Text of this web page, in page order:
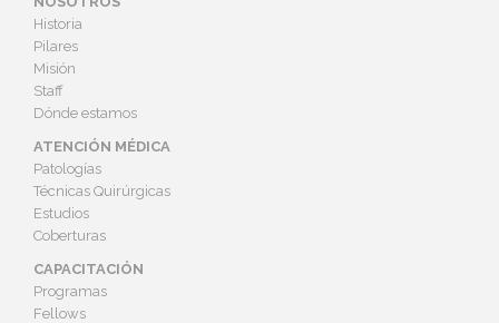
Historia
Pilares
Misión
Staff
Dónde estamos
ATENCIÓN MÉDICA
Patologías
Técnicas Quirúrgicas
Estudios
Coberturas
CAPACITACIÓN
Programas
Fellows